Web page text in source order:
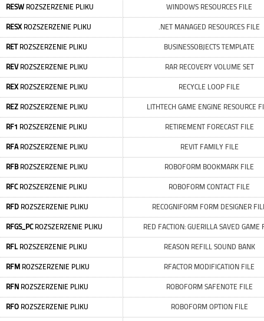
RESW ROZSZERZENIE PLIKU WINDOWS RESOURCES FILE
RESXROZSZERZENIE PLIKU .NET MANAGED RESOURCES FILE
RETROZSZERZENIE PLIKU BUSINESSOBJECTS TEMPLATE
REVROZSZERZENIE PLIKU RAR RECOVERY VOLUME SET
REXROZSZERZENIE PLIKU RECYCLE LOOP FILE
REZ ROZSZERZENIE PLIKU LITHTECH GAME ENGINE RESOURCE
RF1 ROZSZERZENIE PLIKU RETIREMENT FORECAST FILE
RFAROZSZERZENIE PLIKU REVIT FAMILY FILE
RFBROZSZERZENIE PLIKU ROBOFORM BOOKMARK FILE
RFCROZSZERZENIE PLIKU ROBOFORM CONTACT FILE
RFD ROZSZERZENIE PLIKU RECOGNIFORM FORM DESIGNER
RFGS_PCROZSZERZENIE PLIKU RED FACTION: GUERILLA SAVED GAME
RFLROZSZERZENIE PLIKU REASON REFILL SOUND BANK
RFM ROZSZERZENIE PLIKU RFACTOR MODIFICATION FILE
RFN ROZSZERZENIE PLIKU ROBOFORM SAFENOTE FILE
RFO ROZSZERZENIE PLIKU ROBOFORM OPTION FILE